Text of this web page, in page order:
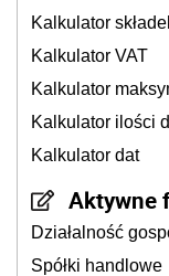
Kalkulator
Kalkulator VAT
Kalkulator
Kalkulator ilości
Kalkulator dat
Aktywne
Działalność
Spółki handlowe